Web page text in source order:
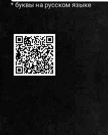
* буквы на русском языке